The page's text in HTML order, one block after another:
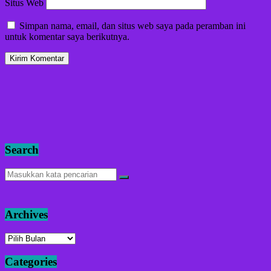
Situs Web
Simpan nama, email, dan situs web saya pada peramban ini
untuk komentar saya berikutnya.
Search
Archives
Archives
Categories